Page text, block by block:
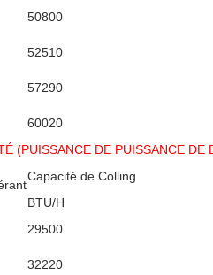
50800
52510
57290
60020
(PUISSANCE DE PUISSANCE
Capacité de Colling
BTU/H
29500
32220